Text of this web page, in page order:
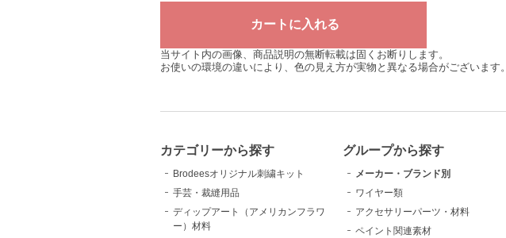
当サイト内の画像、商品説明の無断転載は固くお断りします。
お使いの環境の違いにより、色の見え方が実物と異なる場合がございます。
カテゴリーから探す
Brodeesオリジナル刺繍キット
手芸・裁縫用品
ディップアート（アメリカンフラワ
ー）材料
グループから探す
メーカー・ブランド別
ワイヤー類
アクセサリーパーツ・材料
ペイント関連素材